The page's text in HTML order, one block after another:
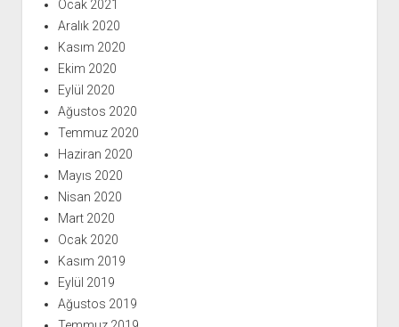
Ocak 2021
Aralık 2020
Kasım 2020
Ekim 2020
Eylül 2020
Ağustos 2020
Temmuz 2020
Haziran 2020
Mayıs 2020
Nisan 2020
Mart 2020
Ocak 2020
Kasım 2019
Eylül 2019
Ağustos 2019